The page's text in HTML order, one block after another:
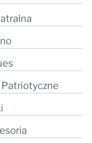
Patriotyczne